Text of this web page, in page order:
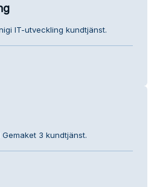
IT-utveckling kundtjänst.
3 kundtjänst.